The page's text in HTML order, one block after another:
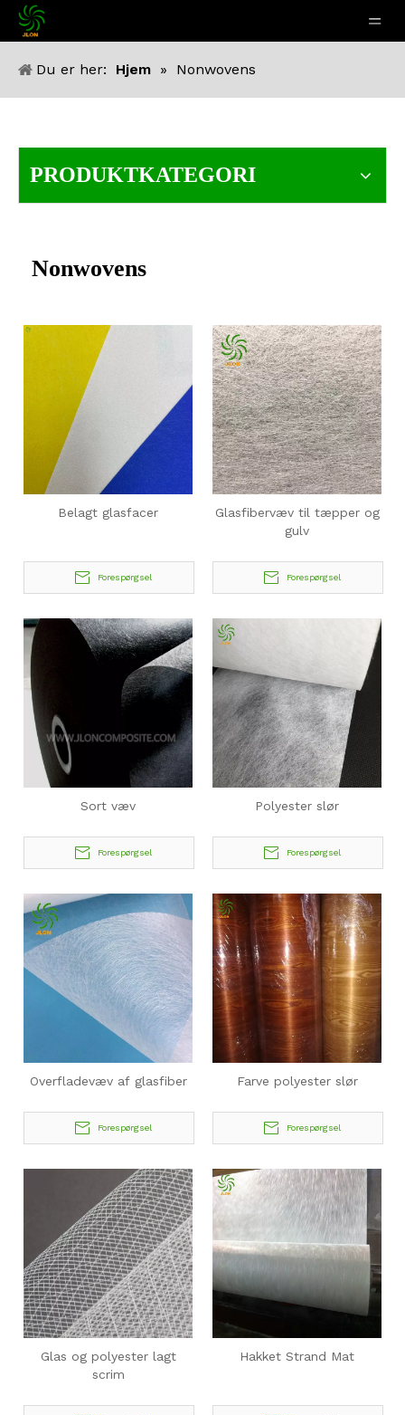
Du er her: Hjem » Nonwovens
PRODUKTKATEGORI
Nonwovens
Belagt glasfacer
Forespørgsel
Glasfibervæv til tæpper og
gulv
Forespørgsel
Sort væv
Forespørgsel
Polyester slør
Forespørgsel
Overfladevæv af glasfiber
Forespørgsel
Farve polyester slør
Forespørgsel
Glas og polyester lagt
scrim
Hakket Strand Mat